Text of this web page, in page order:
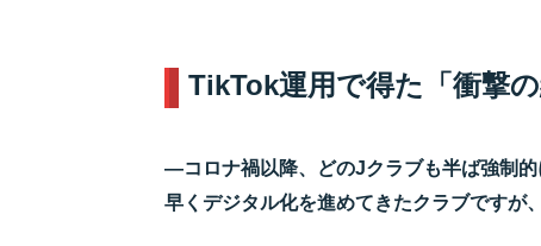
TikTok運用で得た「衝撃の
―コロナ禍以降、どのJクラブも半ば強制
早くデジタル化を進めてきたクラブですが